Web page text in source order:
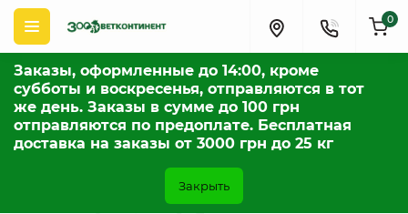
Заказы, оформленные до 14:00, кроме
субботы и воскресенья, отправляются в тот
же день. Заказы в сумме до 100 грн
отправляются по предоплате. Бесплатная
доставка на заказы от 3000 грн до 25 кг
Закрыть
0